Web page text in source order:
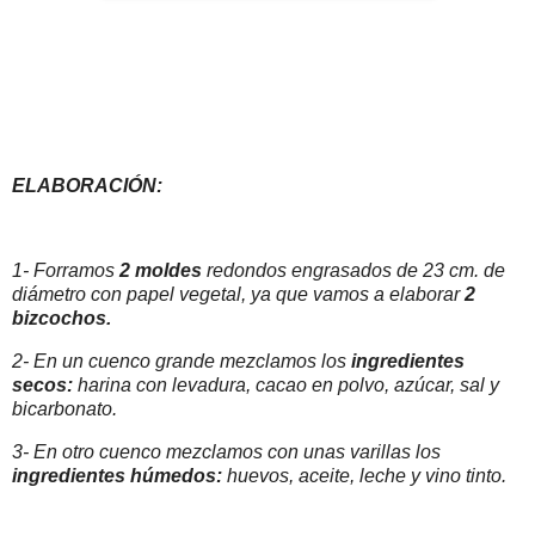
ELABORACIÓN:
1- Forramos 2 moldes redondos engrasados de 23 cm. de
diámetro con papel vegetal, ya que vamos a elaborar2
bizcochos.
2- En un cuenco grande mezclamos los ingredientes
secos: harina con levadura, cacao en polvo, azúcar, sal y
bicarbonato.
3- En otro cuenco mezclamos con unas varillas los
ingredientes húmedos: huevos, aceite, leche y vino tinto.